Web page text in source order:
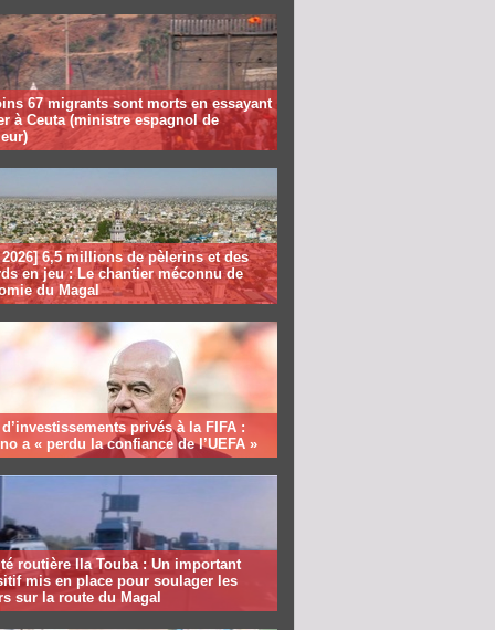
67 migrants sont morts en essayant
à Ceuta (ministre espagnol de
6,5 millions de pèlerins et des
en jeu : Le chantier méconnu de
du Magal
privés à la FIFA :
a « perdu la confiance de l’UEFA »
routière Ila Touba : Un important
mis en place pour soulager les
sur la route du Magal